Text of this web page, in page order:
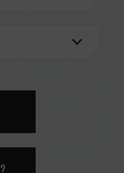
Technik
System